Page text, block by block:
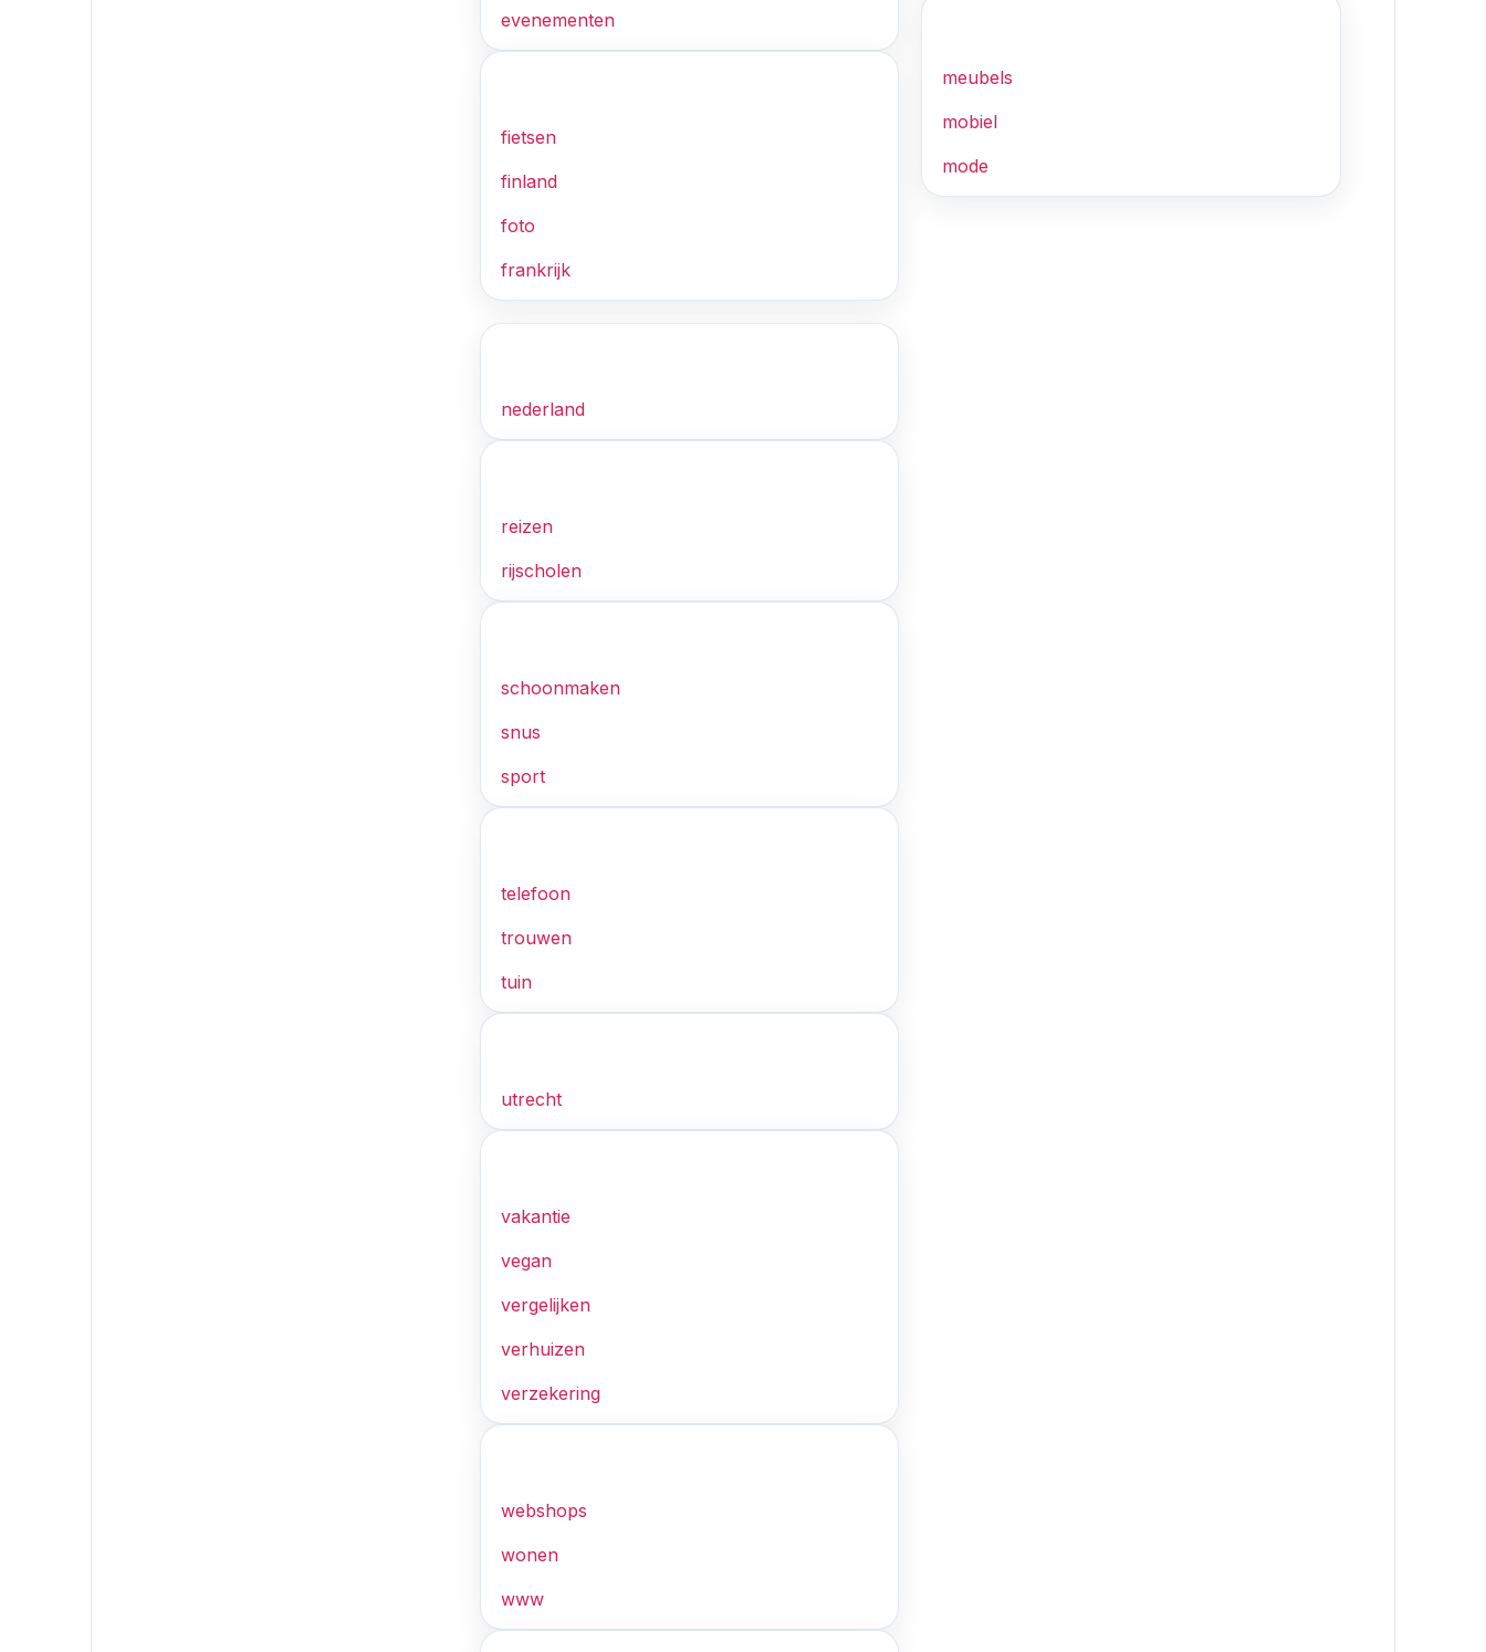
evenementen
fietsen
finland
foto
frankrijk
meubels
mobiel
mode
nederland
reizen
rijscholen
schoonmaken
snus
sport
telefoon
trouwen
tuin
utrecht
vakantie
vegan
vergelijken
verhuizen
verzekering
webshops
wonen
www